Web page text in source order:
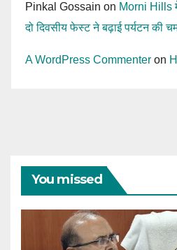
Pinkal Gossain on Morni Hills
दो दिवसीय फेस्ट ने बढ़ाई पर्यटन की
A WordPress Commenter on
You missed